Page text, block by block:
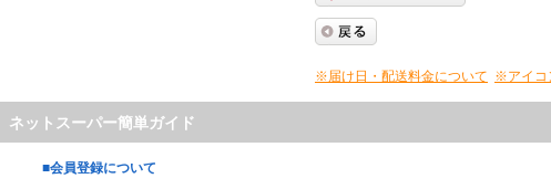
※届け日・配送料金について ※アイコ
ネットスーパー簡単ガイド
■会員登録について